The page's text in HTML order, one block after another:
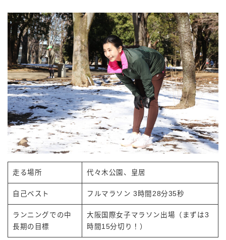
走る場所 代々木公園、皇居
自己ベスト フルマラソン 3時間28分35秒
ランニングでの中
長期の目標
大阪国際女子マラソン出場（まずは3
時間15分切り！）